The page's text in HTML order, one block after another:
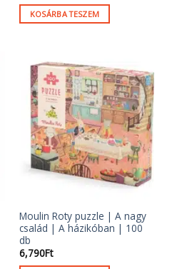
KOSÁRBA TESZEM
Moulin Roty puzzle | A nagy
család | A házikóban | 100
db
6,790Ft